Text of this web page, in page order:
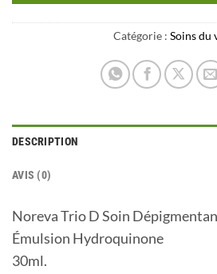
Catégorie : Soins du
DESCRIPTION
AVIS (0)
Noreva Trio D Soin
Émulsion Hydroquinone
30ml.